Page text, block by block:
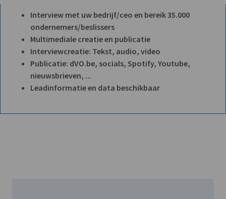
Interview met uw bedrijf/ceo en bereik 35.000
ondernemers/beslissers
Multimediale creatie en publicatie
Interviewcreatie: Tekst, audio, video
Publicatie: dVO.be, socials, Spotify, Youtube,
nieuwsbrieven, ...
Leadinformatie en data beschikbaar